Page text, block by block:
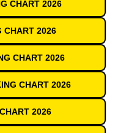
CHART 2026
CHART 2026
CHART 2026
CHART 2026
2026